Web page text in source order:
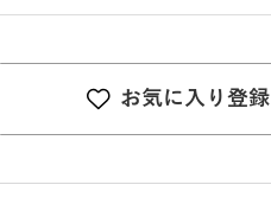
お気に入り登録